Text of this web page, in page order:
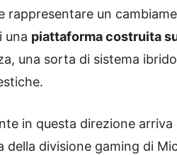
un
una piattaforma costruita
una sorta di sistema
in questa direzione arriva
della divisione gaming di